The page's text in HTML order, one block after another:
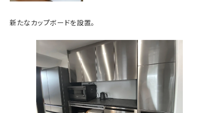
新たなカップボードを設置。